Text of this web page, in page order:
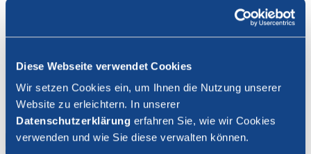
Diese Webseite verwendet Cookies
Wir setzen Cookies ein, um Ihnen die Nutzung unserer
Website zu erleichtern. In unserer
Datenschutzerklärung erfahren Sie, wie wir Cookies
verwenden und wie Sie diese verwalten können.
FR
Login
Suche schliessen